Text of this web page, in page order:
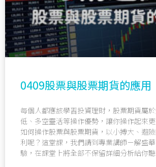
0409股票與股票期貨的應用
每個人都應該學習投資理財，股票期貨屬
低、多空靈活等操作優勢，讓你操作起來
如何操作股票與股票期貨，以小搏大、避
利呢？這堂課，我們請到專業講師－解盛
驗，在課堂上將全部不保留詳細分析給你聽